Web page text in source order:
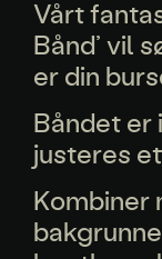
Vårt
Bånd’ vil
er din
Båndet er
justeres
Kombiner